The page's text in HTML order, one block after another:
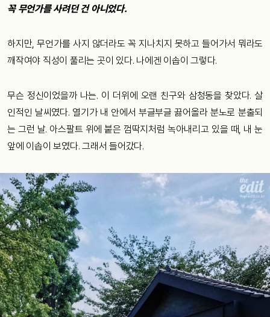
꼭 무언가를 사려던 건 아니었다.
하지만, 무언가를 사지 않더라도 꼭 지나치지 못하고 들어가서 뭐라도
깨작여야 직성이 풀리는 곳이 있다. 나에겐 이솝이 그렇다.
무슨 정신이었을까 나는. 이 더위에 오랜 친구와 삼청동을 찾았다. 살
인적인 날씨였다. 열기가 내 안에서 부글부글 끓어올라 분노로 분출되
는 그런 날. 아스팔트 위에 붙은 껌딱지처럼 녹아내리고 있을 때, 내 눈
앞에 이솝이 보였다. 그래서 들어갔다.